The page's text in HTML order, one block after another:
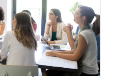
de los
(Golden